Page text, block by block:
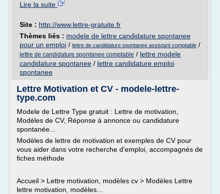
Lire la suite
Site : http://www.lettre-gratuite.fr
Thèmes liés : modele de lettre candidature spontanee
pour un emploi / lettre de candidature spontanee assistant comptable /
lettre de candidature spontanee comptable / lettre modele
candidature spontanee / lettre candidature emploi
spontanee
Lettre Motivation et CV - modele-lettre-
type.com
Modele de Lettre Type gratuit : Lettre de motivation,
Modèles de CV, Réponse à annonce ou candidature
spontanée...
Modèles de lettre de motivation et exemples de CV pour
vous aider dans votre recherche d'emploi, accompagnés de
fiches méthode
Accueil > Lettre motivation, modèles cv > Modèles Lettre
lettre motivation, modèles...